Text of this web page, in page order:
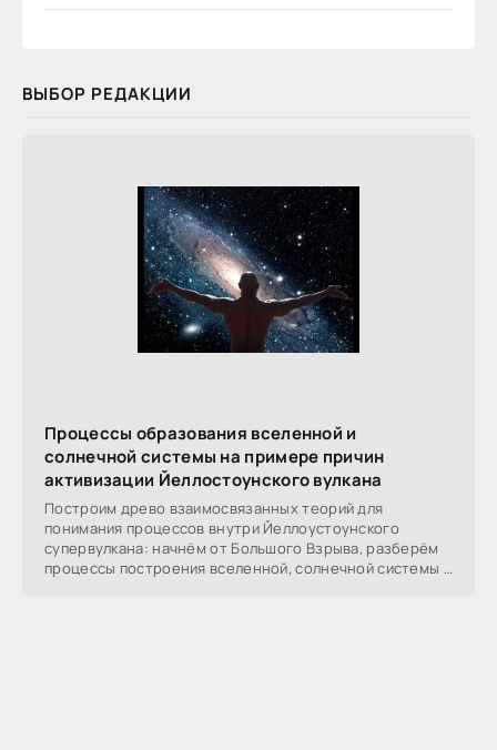
ВЫБОР РЕДАКЦИИ
Процессы образования вселенной и
солнечной системы на примере причин
активизации Йеллостоунского вулкана
Построим древо взаимосвязанных теорий для
понимания процессов внутри Йеллоустоунского
супервулкана: начнём от Большого Взрыва, разберём
процессы построения вселенной, солнечной системы в